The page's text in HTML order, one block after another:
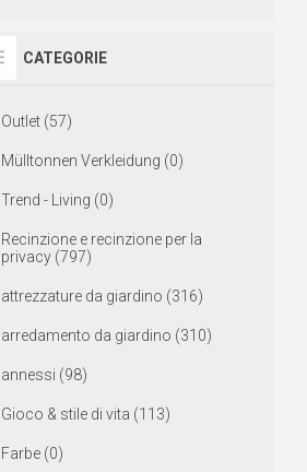
CATEGORIE
Outlet (57)
Mülltonnen Verkleidung (0)
Trend - Living (0)
Recinzione e recinzione per la
privacy (797)
attrezzature da giardino (316)
arredamento da giardino (310)
annessi (98)
Gioco & stile di vita (113)
Farbe (0)